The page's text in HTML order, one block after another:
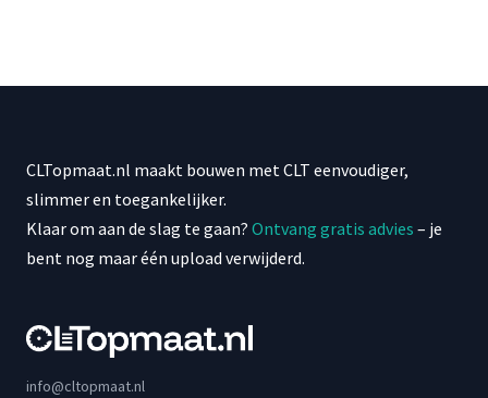
CLTopmaat.nl maakt bouwen met CLT eenvoudiger,
slimmer en toegankelijker.
Klaar om aan de slag te gaan? Ontvang gratis advies – je
bent nog maar één upload verwijderd.
info@cltopmaat.nl